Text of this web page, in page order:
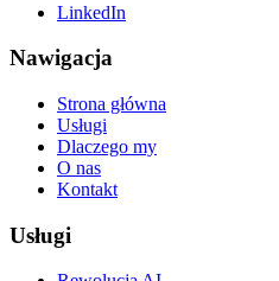
LinkedIn
Nawigacja
Strona główna
Usługi
Dlaczego my
O nas
Kontakt
Usługi